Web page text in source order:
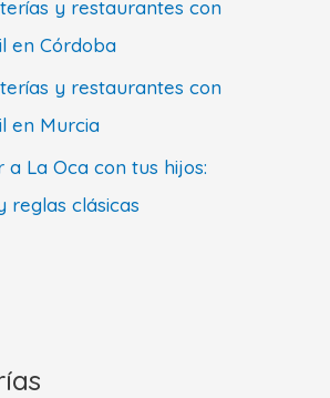
y restaurantes con
en Córdoba
y restaurantes con
en Murcia
a La Oca con tus hijos:
reglas clásicas